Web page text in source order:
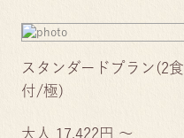
スタンダードプラン(2食
付/極)
大人 17,422円 ～